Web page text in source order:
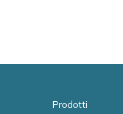
Prodotti